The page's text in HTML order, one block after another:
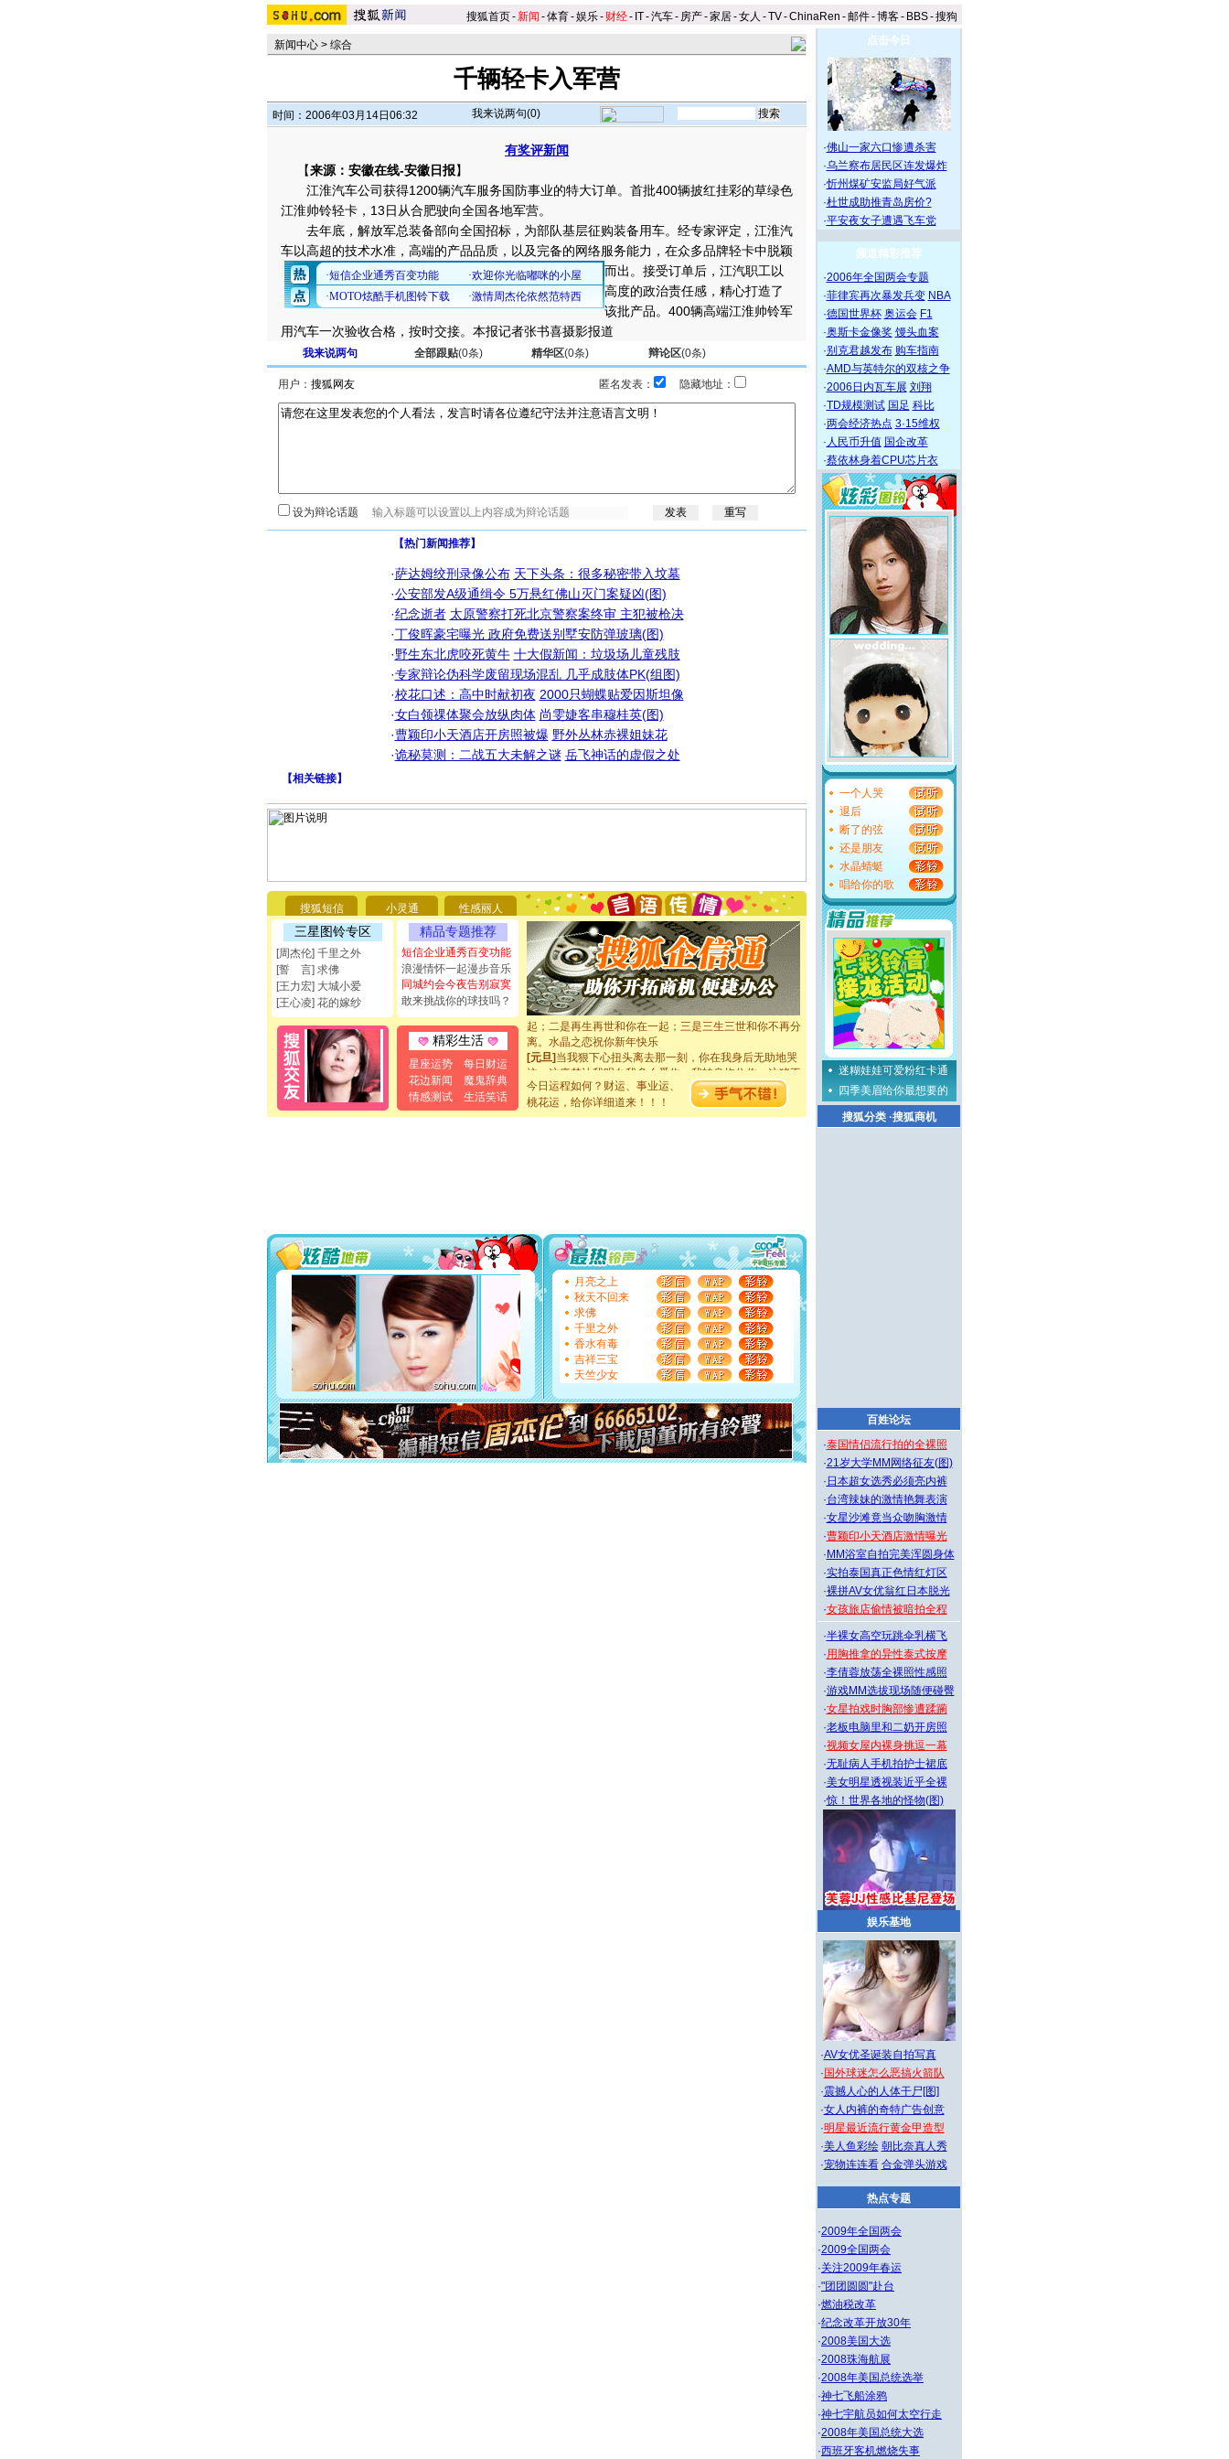
搜狐首页-新闻 -体育-娱乐- 财经- IT-汽车- 房产-家居-女人 -TV-ChinaRen -邮件-博客- BBS-搜狗
新闻中心 > 综合
千辆轻卡入军营
时间：2006年03月14日06:32 我来说两句(0)
有奖评新闻
【来源：安徽在线-安徽日报】
江淮汽车公司获得1200辆汽车服务国防事业的特大订单。首批400辆披红挂彩的草绿色
江淮帅铃轻卡，13日从合肥驶向全国各地军营。
去年底，解放军总装备部向全国招标，为部队基层征购装备用车。经专家评定，江淮汽
车以高超的技术水准，高端的产品品质，以及完备的网络服务能力，在众多品牌轻卡中脱颖
而出。 接受订单后，江汽职工以
高度的政治责任感，精心打造了
该批产品。400辆高端江淮帅铃军
用汽车一次验收合格，按时交接。本报记者张书喜摄影报道
我来说两句 全部跟贴(0条) 精华区(0条) 辩论区(0条)
用户： 匿名发表： 隐藏地址：
设为辩论话题
【热门新闻推荐】
·萨达姆绞刑录像公布 天下头条：很多秘密带入坟墓
·公安部发A级通缉令 5万悬红佛山灭门案疑凶(图)
·纪念逝者 太原警察打死北京警察案终审 主犯被枪决
·丁俊晖豪宅曝光 政府免费送别墅安防弹玻璃(图)
·野生东北虎咬死黄牛 十大假新闻：垃圾场儿童残肢
·专家辩论伪科学废留现场混乱 几乎成肢体PK(组图)
·校花口述：高中时献初夜 2000只蝴蝶贴爱因斯坦像
·女白领祼体聚会放纵肉体 尚雯婕客串穆桂英(图)
·曹颖印小天酒店开房照被爆 野外丛林赤裸姐妹花
·诡秘莫测：二战五大未解之谜 岳飞神话的虚假之处
【相关链接】
搜狐短信 小灵通 性感丽人
三星图铃专区
[周杰伦] 千里之外
[誓 言] 求佛
[王力宏] 大城小爱
[王心凌] 花的嫁纱
精品专题推荐
短信企业通秀百变功能
浪漫情怀一起漫步音乐
同城约会今夜告别寂寞
敢来挑战你的球技吗？
精彩生活
星座运势
每日财运
花边新闻
魔鬼辞典
情感测试
生活笑话
[圣诞节]不只这样的日子才会想起你,而是这样的日子才
能正大光明地骚扰你,告诉你,圣诞要快乐!新年要快乐!天天
都要快乐噢!
[圣诞节]奉上一颗祝福的心,在这个特别的日子里,愿幸福,
如意,快乐,鲜花,一切美好的祝愿与你同在.圣诞快乐!
[元旦]看到你我会触电；看不到你我要充电；没有你我会
断电。爱你是我职业，想你是我事业，抱你是我特长，吻
你是我专业！水晶之恋祝你新年快乐
[元旦]如果上天让我许三个愿望，一是今生今世和你在一
起；二是再生再世和你在一起；三是三生三世和你不再分
离。水晶之恋祝你新年快乐
[元旦]当我狠下心扭头离去那一刻，你在我身后无助地哭
泣，这痛楚让我明白我多么爱你。我转身抱住你：这猪不
卖了。水晶之恋祝你新年快乐。
[春节]风柔雨润好月圆，半岛铁盒伴身边，每日尽显开心
颜！冬去春来似水如烟，劳碌人生需尽欢！听一曲轻歌，
[圣诞节]不只这样的日子才会想起你,而是这样的日子才
能正大光明地骚扰你,告诉你,圣诞要快乐!新年要快乐!天天
都要快乐噢!
[圣诞节]奉上一颗祝福的心,在这个特别的日子里,愿幸福,
如意,快乐,鲜花,一切美好的祝愿与你同在.圣诞快乐!
[元旦]
看到你我会触电；看不到你我要充电；没有你我会
断电。爱你是我职业，想你是我事业，抱你是我特长，吻
你是我专业！水晶之恋祝你新年快乐
[元旦]
如果上天让我许三个愿望，一是今生今世和你在一
起；二是再生再世和你在一起；三是三生三世和你不再分
离。水晶之恋祝你新年快乐
[元旦]当我狠下心扭头离去那一刻，你在我身后无助地哭
泣，这痛楚让我明白我多么爱你。我转身抱住你：这猪不
卖了。水晶之恋祝你新年快乐。
[春节]风柔雨润好月圆，半岛铁盒伴身边，每日尽显开心
今日运程如何？财运、事业运、
桃花运，给你详细道来！！！
月亮之上
秋天不回来
求佛
千里之外
香水有毒
吉祥三宝
天竺少女
点击今日
·佛山一家六口惨遭杀害
·乌兰察布居民区连发爆炸
·忻州煤矿安监局好气派
·杜世成助推青岛房价?
·平安夜女子遭遇飞车党
频道精彩推荐
·2006年全国两会专题
·菲律宾再次暴发兵变 NBA
·德国世界杯 奥运会 F1
·奥斯卡金像奖 馒头血案
·别克君越发布 购车指南
·AMD与英特尔的双核之争
·2006日内瓦车展 刘翔
·TD规模测试 国足 科比
·两会经济热点 3·15维权
· 人民币升值 国企改革
·蔡依林身着CPU芯片衣
一个人哭
退后
断了的弦
还是朋友
水晶蜻蜓
唱给你的歌
迷糊娃娃可爱粉红卡通
四季美眉给你最想要的
搜狐分类·搜狐商机
百姓论坛
·泰国情侣流行拍的全裸照
·21岁大学MM网络征友(图)
· 日本超女选秀必须亮内裤
·台湾辣妹的激情艳舞表演
·女星沙滩竟当众吻胸激情
·曹颖印小天酒店激情曝光
· MM浴室自拍完美浑圆身体
·实拍泰国真正色情红灯区
·裸拼AV女优翁红日本脱光
·女孩旅店偷情被暗拍全程
·半裸女高空玩跳伞乳横飞
·用胸推拿的异性泰式按摩
·李倩蓉放荡全裸照性感照
·游戏MM选拔现场随便碰臀
·女星拍戏时胸部惨遭蹂躏
·老板电脑里和二奶开房照
·视频女屋内裸身挑逗一幕
·无耻病人手机拍护士裙底
·美女明星透视装近乎全裸
·惊！世界各地的怪物(图)
娱乐基地
·AV女优圣诞装自拍写真
· 国外球迷怎么恶搞火箭队
·震撼人心的人体干尸[图]
·女人内裤的奇特广告创意
·明星最近流行黄金甲造型
·美人鱼彩绘 朝比奈真人秀
·宠物连连看 合金弹头游戏
热点专题
·2009年全国两会
·2009全国两会
·关注2009年春运
·"团团圆圆"赴台
·燃油税改革
·纪念改革开放30年
·2008美国大选
·2008珠海航展
·2008年美国总统选举
·神七飞船涂鸦
·神七宇航员如何太空行走
·2008年美国总统大选
·西班牙客机燃烧失事